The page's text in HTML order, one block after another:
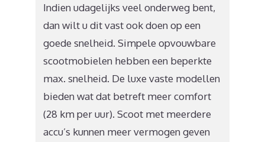
Indien udagelijks veel onderweg bent,
dan wilt u dit vast ook doen op een
goede snelheid. Simpele opvouwbare
scootmobielen hebben een beperkte
max. snelheid. De luxe vaste modellen
bieden wat dat betreft meer comfort
(28 km per uur). Scoot met meerdere
accu’s kunnen meer vermogen geven